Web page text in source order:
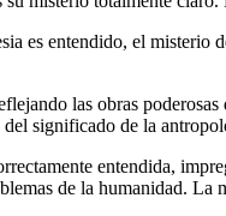
es entendido, el
las obras
significado de la
entendida,
de la humanidad. La